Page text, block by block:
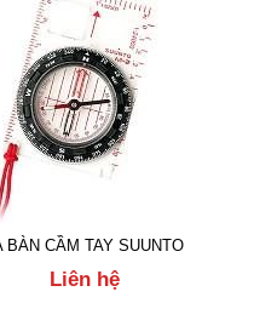
BÀN CẦM TAY SUUNTO
Liên hệ